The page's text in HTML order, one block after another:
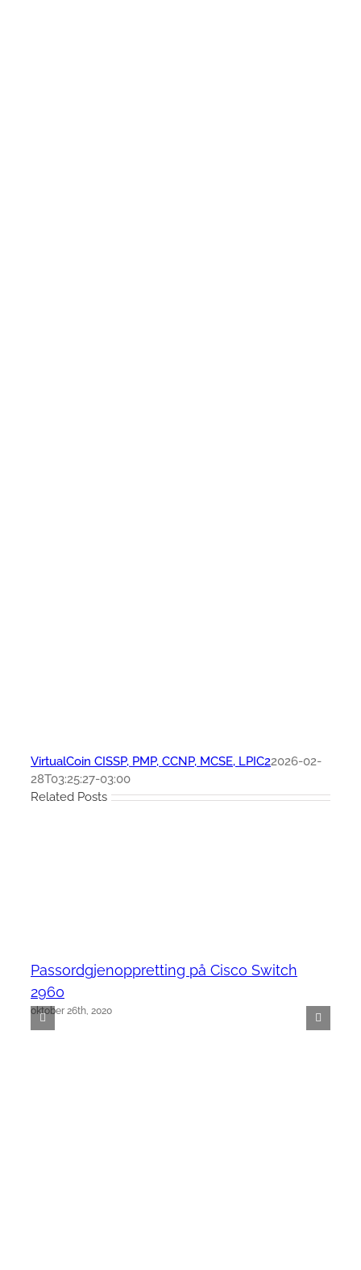
VirtualCoin CISSP, PMP, CCNP, MCSE, LPIC22026-02-
28T03:25:27-03:00
Related Posts
Passordgjenoppretting på Cisco Switch
2960
oktober 26th, 2020